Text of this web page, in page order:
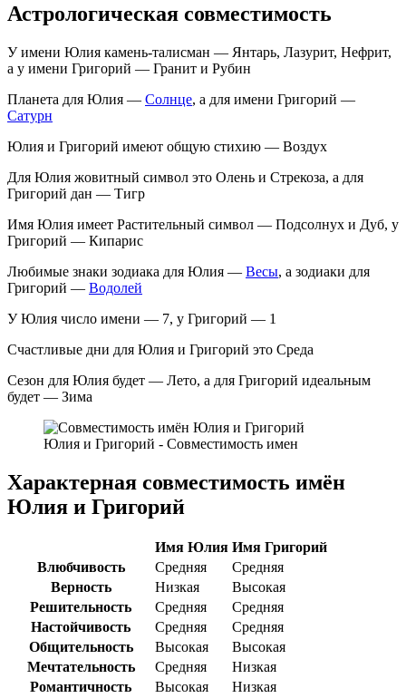
Астрологическая совместимость
У имени Юлия камень-талисман — Янтарь, Лазурит, Нефрит,
а у имени Григорий — Гранит и Рубин
Планета для Юлия — Солнце, а для имени Григорий —
Сатурн
Юлия и Григорий имеют общую стихию — Воздух
Для Юлия жовитный символ это Олень и Стрекоза, а для
Григорий дан — Тигр
Имя Юлия имеет Растительный символ — Подсолнух и Дуб, у
Григорий — Кипарис
Любимые знаки зодиака для Юлия — Весы, а зодиаки для
Григорий — Водолей
У Юлия число имени — 7, у Григорий — 1
Счастливые дни для Юлия и Григорий это Среда
Сезон для Юлия будет — Лето, а для Григорий идеальным
будет — Зима
Юлия и Григорий - Совместимость имен
Характерная совместимость имён
Юлия и Григорий
Имя Юлия Имя Григорий
Влюбчивость
Средняя
Средняя
Верность
Низкая
Высокая
Решительность
Средняя
Средняя
Настойчивость
Средняя
Средняя
Общительность
Высокая
Высокая
Мечтательность
Средняя
Низкая
Романтичность
Высокая Низкая